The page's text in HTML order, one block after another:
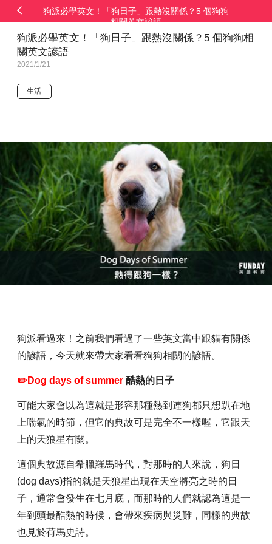
狗派必學英文！「狗日子」跟熱沒關係？5 個狗狗
相關英文諺語
狗派必學英文！「狗日子」跟熱沒關係？5 個狗狗相
關英文諺語
2021/1/21
生活
狗派看過來！之前我們看過了一些英文當中跟貓有關係
的諺語，今天就來帶大家看看狗狗相關的諺語。
✏️Dog days of summer 酷熱的日子
可能大家會以為這就是形容那種熱到連狗都只想趴在地
上喘氣的時節，但它的典故可是完全不一樣喔，它跟天
上的天狼星有關。
這個典故源自希臘羅馬時代，對那時的人來說，狗日
(dog days)指的就是天狼星出現在天空將亮之時的日
子，通常會發生在七月底，而那時的人們就認為這是一
年到頭最酷熱的時候，會帶來疾病與災難，同樣的典故
也見於荷馬史詩。